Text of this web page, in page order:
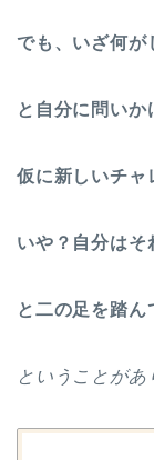
でも、いざ何が
と自分に問いか
仮に新しいチャ
いや？自分はそ
と二の足を踏ん
ということがあ